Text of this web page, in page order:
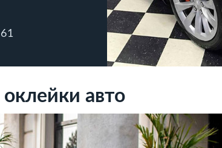
авто